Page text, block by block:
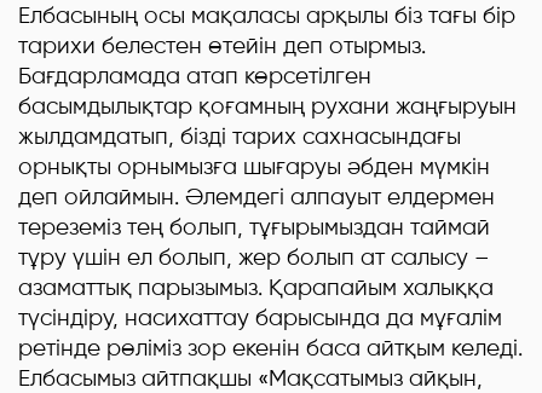
Елбасының осы мақаласы арқылы біз тағы бір
тарихи белестен өтейін деп отырмыз.
Бағдарламада атап көрсетілген
басымдылықтар қоғамның рухани жаңғыруын
жылдамдатып, бізді тарих сахнасындағы
орнықты орнымызға шығаруы әбден мүмкін
деп ойлаймын. Әлемдегі алпауыт елдермен
тереземіз тең болып, тұғырымыздан таймай
тұру үшін ел болып, жер болып ат салысу –
азаматтық парызымыз. Қарапайым халыққа
түсіндіру, насихаттау барысында да мұғалім
ретінде рөліміз зор екенін баса айтқым келеді.
Елбасымыз айтпақшы «Мақсатымыз айқын,